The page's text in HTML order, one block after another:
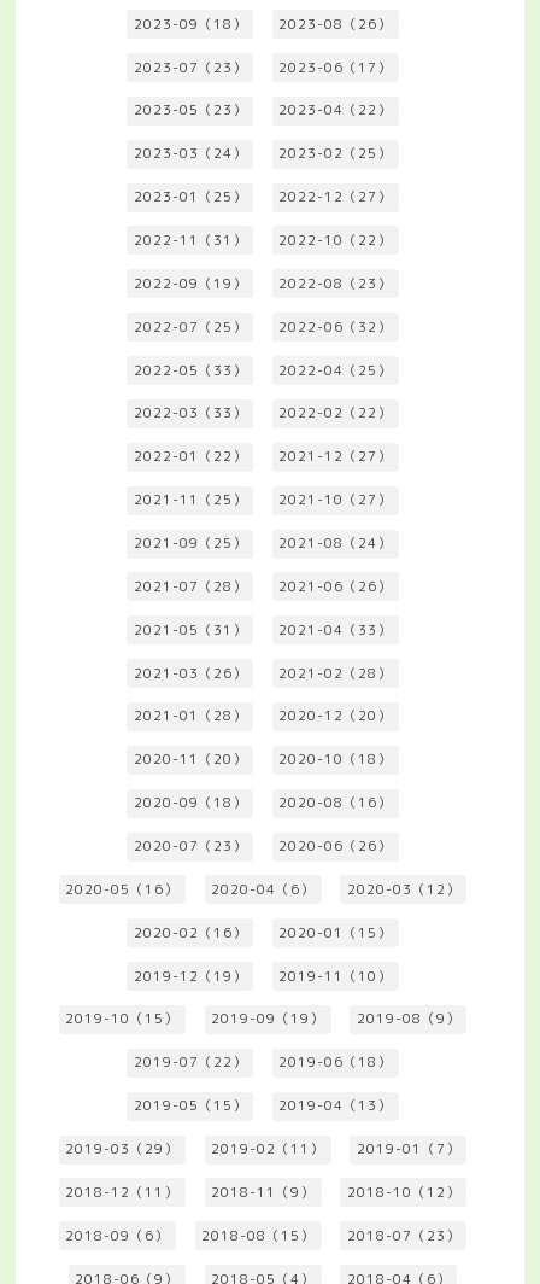
2023-09（18） 2023-08（26）
2023-07（23） 2023-06（17）
2023-05（23） 2023-04（22）
2023-03（24） 2023-02（25）
2023-01（25） 2022-12（27）
2022-11（31） 2022-10（22）
2022-09（19） 2022-08（23）
2022-07（25） 2022-06（32）
2022-05（33） 2022-04（25）
2022-03（33） 2022-02（22）
2022-01（22） 2021-12（27）
2021-11（25） 2021-10（27）
2021-09（25） 2021-08（24）
2021-07（28） 2021-06（26）
2021-05（31） 2021-04（33）
2021-03（26） 2021-02（28）
2021-01（28） 2020-12（20）
2020-11（20） 2020-10（18）
2020-09（18） 2020-08（16）
2020-07（23） 2020-06（26）
2020-05（16） 2020-04（6） 2020-03（12）
2020-02（16） 2020-01（15）
2019-12（19） 2019-11（10）
2019-10（15） 2019-09（19） 2019-08（9）
2019-07（22） 2019-06（18）
2019-05（15） 2019-04（13）
2019-03（29） 2019-02（11） 2019-01（7）
2018-12（11） 2018-11（9） 2018-10（12）
2018-09（6） 2018-08（15） 2018-07（23）
2018-06（9） 2018-05（4） 2018-04（6）